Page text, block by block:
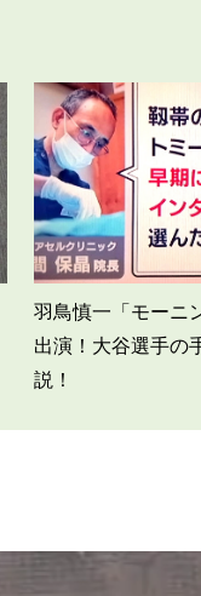
羽鳥慎一「モーニ
出演！大谷選手の
説！